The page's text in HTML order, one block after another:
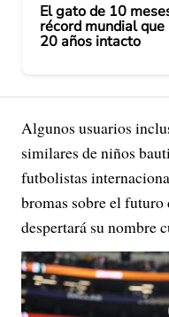
El gato de 10
récord mundial
20 años intacto
Algunos usuarios
similares de niños
futbolistas
bromas sobre el
despertará su nombre